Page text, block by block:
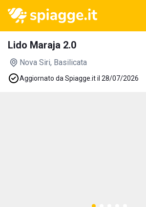
Lido Maraja 2.0
Nova Siri, Basilicata
Aggiornato da Spiagge.it il 28/07/2026